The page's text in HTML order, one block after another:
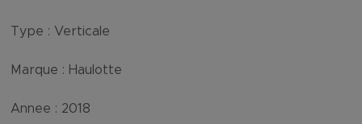
Type : Verticale
Marque : Haulotte
Annee : 2018